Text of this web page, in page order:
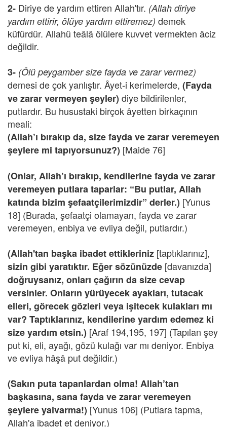
2- Diriye de yardım ettiren Allah'tır. (Allah diriye
yardım ettirir, ölüye yardım ettiremez) demek
küfürdür. Allahü teâlâ ölülere kuvvet vermekten âciz
değildir.
3- (Ölü peygamber size fayda ve zarar vermez)
demesi de çok yanlıştır. Âyet-i kerimelerde, (Fayda
ve zarar vermeyen şeyler) diye bildirilenler,
putlardır. Bu husustaki birçok âyetten birkaçının
meali:
(Allah’ı bırakıp da, size fayda ve zarar veremeyen
şeylere mi tapıyorsunuz?) [Maide 76]
(Onlar, Allah’ı bırakıp, kendilerine fayda ve zarar
veremeyen putlara taparlar: “Bu putlar, Allah
katında bizim şefaatçilerimizdir” derler.) [Yunus
18] (Burada, şefaatçi olamayan, fayda ve zarar
veremeyen, enbiya ve evliya değil, putlardır.)
(Allah'tan başka ibadet ettikleriniz [taptıklarınız],
sizin gibi yaratıktır. Eğer sözünüzde [davanızda]
doğruysanız, onları çağırın da size cevap
versinler. Onların yürüyecek ayakları, tutacak
elleri, görecek gözleri veya işitecek kulakları mı
var? Taptıklarınız, kendilerine yardım edemez ki
size yardım etsin.) [Araf 194,195, 197] (Tapılan şey
put ki, eli, ayağı, gözü kulağı var mı deniyor. Enbiya
ve evliya hâşâ put değildir.)
(Sakın puta tapanlardan olma! Allah’tan
başkasına, sana fayda ve zarar veremeyen
şeylere yalvarma!) [Yunus 106] (Putlara tapma,
Allah'a ibadet et deniyor.)